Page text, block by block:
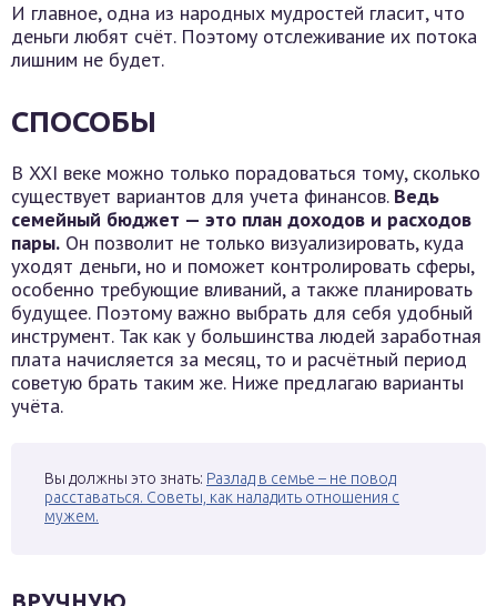
И главное, одна из народных мудростей гласит, что
деньги любят счёт. Поэтому отслеживание их потока
лишним не будет.
СПОСОБЫ
В XXI веке можно только порадоваться тому, сколько
существует вариантов для учета финансов. Ведь
семейный бюджет — это план доходов и расходов
пары. Он позволит не только визуализировать, куда
уходят деньги, но и поможет контролировать сферы,
особенно требующие вливаний, а также планировать
будущее. Поэтому важно выбрать для себя удобный
инструмент. Так как у большинства людей заработная
плата начисляется за месяц, то и расчётный период
советую брать таким же. Ниже предлагаю варианты
учёта.
Вы должны это знать: Разлад в семье – не повод
расставаться. Советы, как наладить отношения с
мужем.